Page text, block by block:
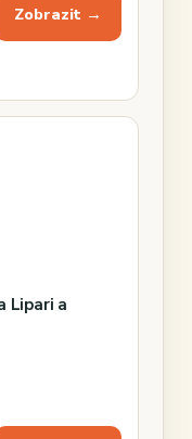
Zobrazit →
Lipari a